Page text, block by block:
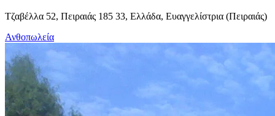
Τζαβέλλα 52, Πειραιάς 185 33, Ελλάδα, Ευαγγελίστρια (Πειραιάς)
Ανθοπωλεία